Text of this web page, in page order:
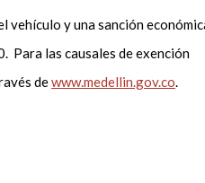
vehículo y una sanción
Para las causales de exención
dewww.medellin.gov.co.